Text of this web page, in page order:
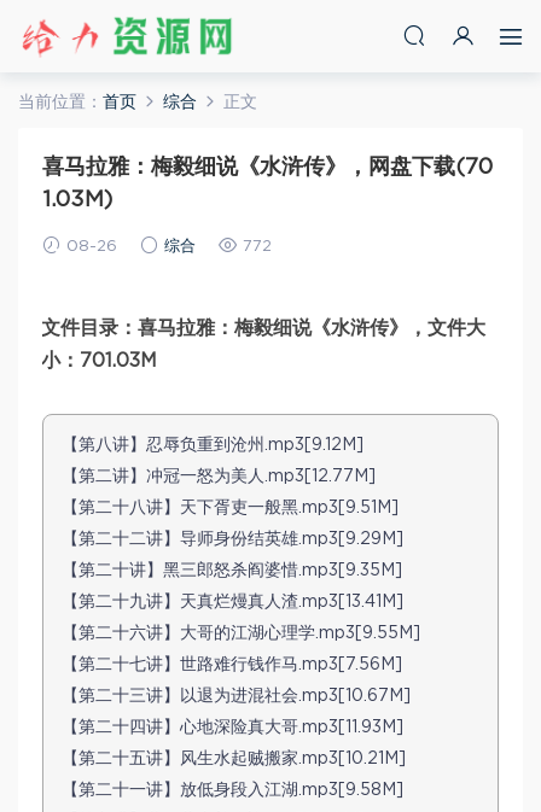
当前位置： 首页 综合 正文
喜马拉雅：梅毅细说《水浒传》，网盘下载(70
1.03M)
08-26 综合 772
文件目录：喜马拉雅：梅毅细说《水浒传》，文件大
小：701.03M
【第八讲】忍辱负重到沧州.mp3[9.12M]
【第二讲】冲冠一怒为美人.mp3[12.77M]
【第二十八讲】天下胥吏一般黑.mp3[9.51M]
【第二十二讲】导师身份结英雄.mp3[9.29M]
【第二十讲】黑三郎怒杀阎婆惜.mp3[9.35M]
【第二十九讲】天真烂熳真人渣.mp3[13.41M]
【第二十六讲】大哥的江湖心理学.mp3[9.55M]
【第二十七讲】世路难行钱作马.mp3[7.56M]
【第二十三讲】以退为进混社会.mp3[10.67M]
【第二十四讲】心地深险真大哥.mp3[11.93M]
【第二十五讲】风生水起贼搬家.mp3[10.21M]
【第二十一讲】放低身段入江湖.mp3[9.58M]